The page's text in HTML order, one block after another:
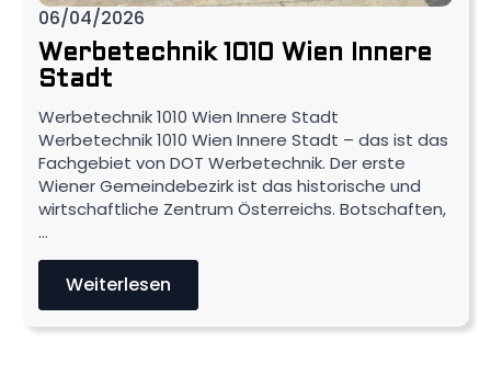
Werbetechnik 1010 Wien Innere
Stadt
06/04/2026
Werbetechnik 1010 Wien Innere Stadt
Werbetechnik 1010 Wien Innere Stadt – das ist das
Fachgebiet von DOT Werbetechnik. Der erste
Wiener Gemeindebezirk ist das historische und
wirtschaftliche Zentrum Österreichs. Botschaften,
…
Weiterlesen